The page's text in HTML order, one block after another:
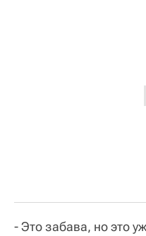
- Это забава, но это